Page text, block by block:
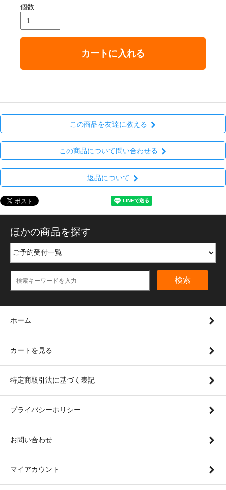
個数
カートに入れる
この商品を友達に教える
この商品について問い合わせる
返品について
ほかの商品を探す
検索
ホーム
カートを見る
特定商取引法に基づく表記
プライバシーポリシー
お問い合わせ
マイアカウント